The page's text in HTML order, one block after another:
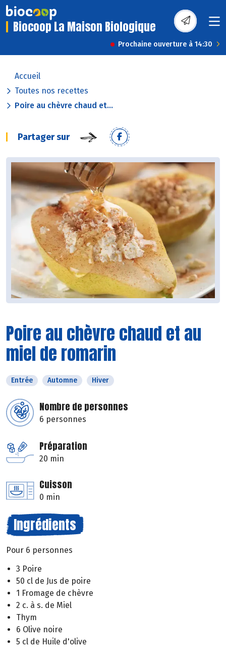
Biocoop La Maison Biologique
Prochaine ouverture à 14:30
Accueil
Toutes nos recettes
Poire au chèvre chaud et...
Partager sur
Poire au chèvre chaud et au
miel de romarin
Entrée Automne Hiver
Nombre de personnes
6 personnes
Préparation
20 min
Cuisson
0 min
Ingrédients
Pour 6 personnes
3 Poire
50 cl de Jus de poire
1 Fromage de chèvre
2 c. à s. de Miel
Thym
6 Olive noire
5 cl de Huile d'olive